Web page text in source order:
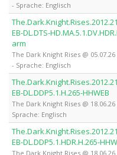
- Sprache: Englisch
EB-DL.DTS-
arm
The Dark Knight Rises @
- Sprache: Englisch
EB-DL.DDP5.1.H.265-HHWEB
The Dark Knight Rises @ 18.06.26
Sprache: Englisch
EB-DL.DDP5.1.HDR.H.265-
The Dark Knight Rises @ 18.06.26